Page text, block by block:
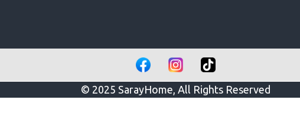
© 2025 SarayHome, All Rights Reserved